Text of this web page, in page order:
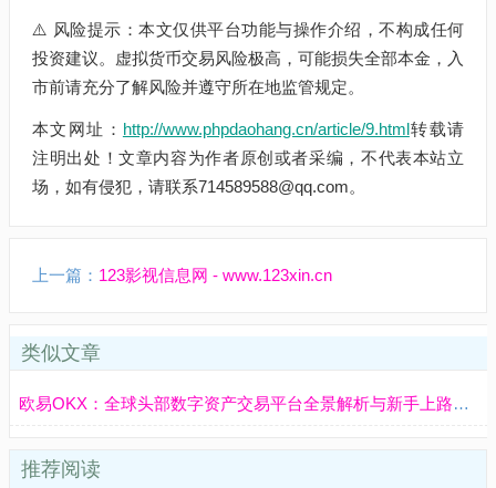
⚠️ 风险提示：本文仅供平台功能与操作介绍，不构成任何
投资建议。虚拟货币交易风险极高，可能损失全部本金，入
市前请充分了解风险并遵守所在地监管规定。
本文网址： http://www.phpdaohang.cn/article/9.html转载请
注明出处！文章内容为作者原创或者采编，不代表本站立
场，如有侵犯，请联系714589588@qq.com。
上一篇： 123影视信息网 - www.123xin.cn
类似文章
欧易OKX：全球头部数字资产交易平台全景解析与新手上路指南
推荐阅读